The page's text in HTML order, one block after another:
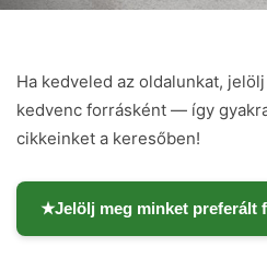
Ha kedveled az oldalunkat,
kedvenc forrásként — így
cikkeinket a keresőben!
★Jelölj meg minket preferált